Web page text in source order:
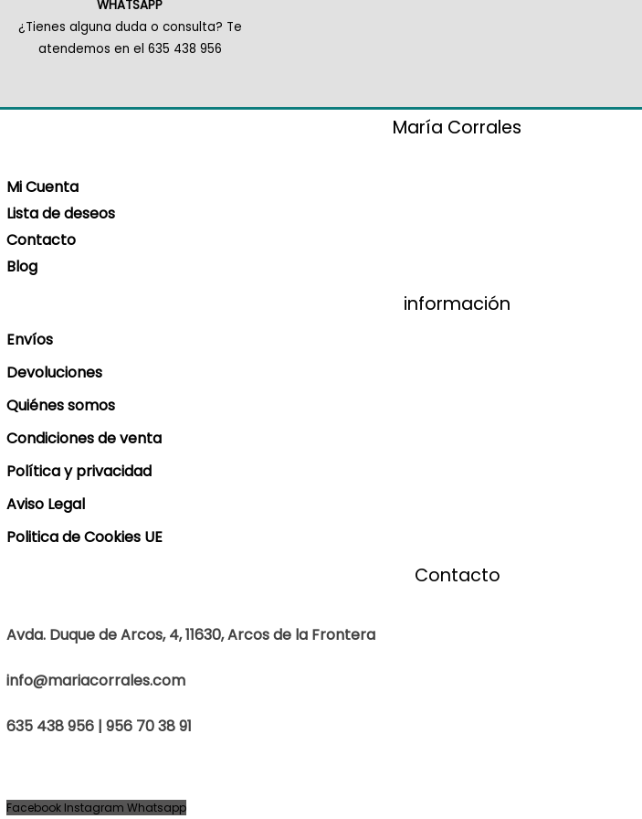
WHATSAPP
¿Tienes alguna duda o consulta? Te
atendemos en el 635 438 956
María Corrales
Mi Cuenta
Lista de deseos
Contacto
Blog
información
Envíos
Devoluciones
Quiénes somos
Condiciones de venta
Política y privacidad
Aviso Legal
Politica de Cookies UE
Contacto
Avda. Duque de Arcos, 4, 11630, Arcos de la Frontera
info@mariacorrales.com
635 438 956 | 956 70 38 91
Facebook Instagram Whatsapp